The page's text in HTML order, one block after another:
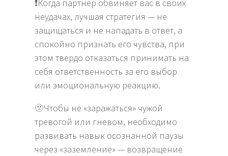
❗️Когда партнер обвиняет вас в своих
неудачах, лучшая стратегия — не
защищаться и не нападать в ответ, а
спокойно признать его чувства, при
этом твердо отказаться принимать на
себя ответственность за его выбор
или эмоциональную реакцию.
🫥Чтобы не «заражаться» чужой
тревогой или гневом, необходимо
развивать навык осознанной паузы
через «заземление» — возвращение